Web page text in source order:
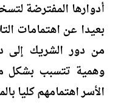
أدوارها المفترضة
بعيدا عن اهتمامات
من دور الشريك إلى
وهمية تتسبب
الأسر اهتمامهم كليا